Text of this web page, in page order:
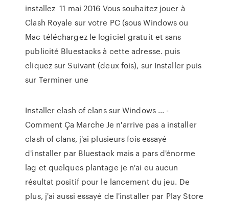
installez 11 mai 2016 Vous souhaitez jouer à
Clash Royale sur votre PC (sous Windows ou
Mac téléchargez le logiciel gratuit et sans
publicité Bluestacks à cette adresse. puis
cliquez sur Suivant (deux fois), sur Installer puis
sur Terminer une
Installer clash of clans sur Windows ... -
Comment Ça Marche Je n'arrive pas a installer
clash of clans, j'ai plusieurs fois essayé
d'installer par Bluestack mais a pars d'énorme
lag et quelques plantage je n'ai eu aucun
résultat positif pour le lancement du jeu. De
plus, j'ai aussi essayé de l'installer par Play Store